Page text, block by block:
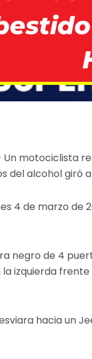
Un motociclista
del alcohol giró
4 de marzo
negro de 4
izquierda frente
hacia un